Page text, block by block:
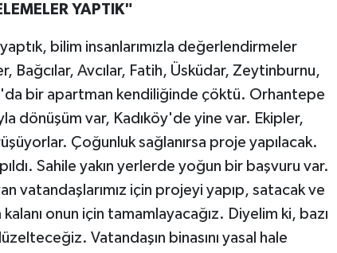
YAPTIK"
bilim insanlarımızla değerlendirmeler
Bağcılar, Avcılar, Fatih, Üsküdar, Zeytinburnu,
bir apartman kendiliğinde çöktü. Orhantepe
dönüşüm var, Kadıköy'de yine var. Ekipler,
Çoğunluk sağlanırsa proje yapılacak.
Sahile yakın yerlerde yoğun bir başvuru var.
vatandaşlarımız için projeyi yapıp, satacak ve
onun için tamamlayacağız. Diyelim ki, bazı
Vatandaşın binasını yasal hale